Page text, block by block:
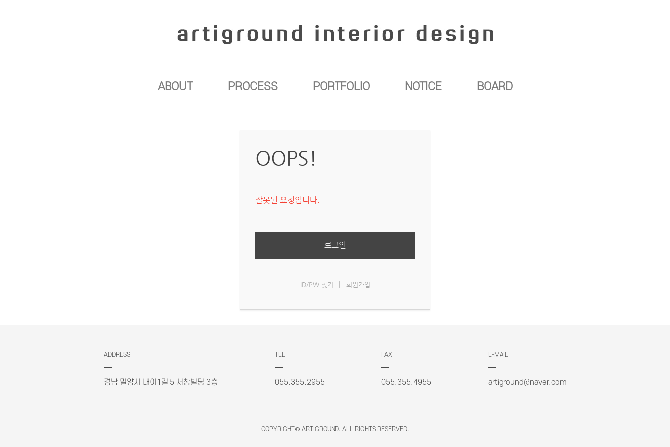
ABOUT PROCESS PORTFOLIO NOTICE BOARD
OOPS!
잘못된 요청입니다.
로그인
ID/PW 찾기 회원가입
ADDRESS
경남 밀양시 내이1길 5 서창빌딩 3층
TEL
055.355.2955
FAX
055.355.4955
E-MAIL
artiground@naver.com
COPYRIGHT© ARTIGROUND. ALL RIGHTS RESERVED.